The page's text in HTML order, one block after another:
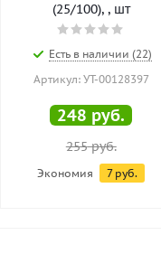
(25/100), , шт
Есть в наличии (22)
Артикул: УТ-00128397
248 руб.
255руб.
Экономия 7руб.